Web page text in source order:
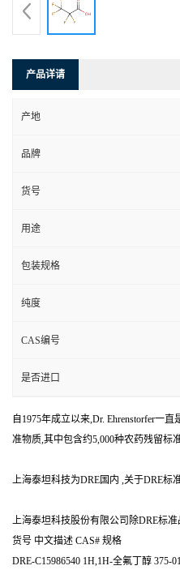
产品详请
产地
品牌
货号
用途
包装规格
纯度
CAS编号
是否进口
自1975年成立以来,Dr. Ehrenstorfer一
准物质,其中包含约5,000种农药残留标
上海泰坦科技为DRE国内 ,关于DRE
上海泰坦科技股份有限公司除DRE标
货号 中文描述 CAS# 规格
DRE-C15986540 1H,1H-全氟丁醇 375-